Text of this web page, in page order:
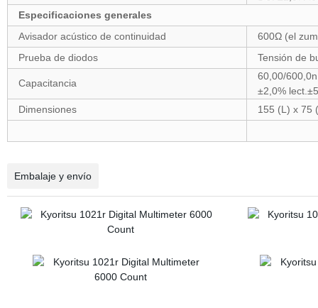
Especificaciones generales
Avisador acústico de continuidad
600Ω (el
Prueba de diodos
Tensión de
Capacitancia
60,00/
±2,0%
Dimensiones
155 (L) x 75
Embalaje y envío